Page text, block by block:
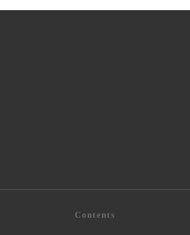
Contents